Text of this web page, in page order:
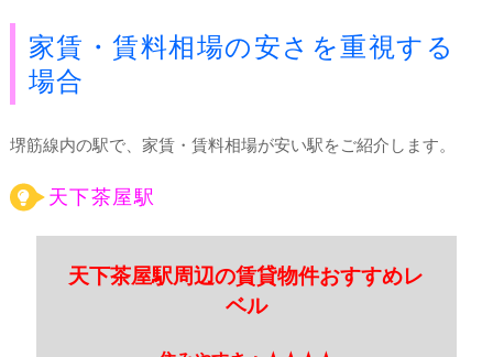
家賃・賃料相場の安さを重視する
場合
堺筋線内の駅で、家賃・賃料相場が安い駅をご紹介します。
天下茶屋駅
天下茶屋駅周辺の賃貸物件おすすめレ
ベル